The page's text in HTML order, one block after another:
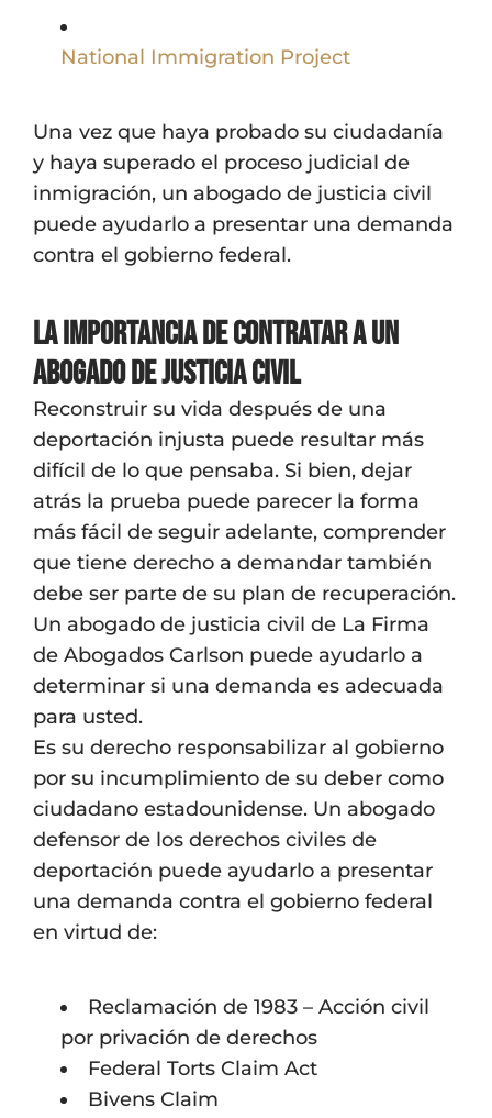
National Immigration Project
Una vez que haya probado su ciudadanía
y haya superado el proceso judicial de
inmigración, un abogado de justicia civil
puede ayudarlo a presentar una demanda
contra el gobierno federal.
La importancia de contratar a un
abogado de justicia civil
Reconstruir su vida después de una
deportación injusta puede resultar más
difícil de lo que pensaba. Si bien, dejar
atrás la prueba puede parecer la forma
más fácil de seguir adelante, comprender
que tiene derecho a demandar también
debe ser parte de su plan de recuperación.
Un abogado de justicia civil de La Firma
de Abogados Carlson puede ayudarlo a
determinar si una demanda es adecuada
para usted.
Es su derecho responsabilizar al gobierno
por su incumplimiento de su deber como
ciudadano estadounidense. Un abogado
defensor de los derechos civiles de
deportación puede ayudarlo a presentar
una demanda contra el gobierno federal
en virtud de:
Reclamación de 1983 – Acción civil
por privación de derechos
Federal Torts Claim Act
Bivens Claim